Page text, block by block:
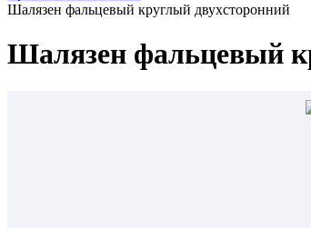
Шалязен фальцевый круглый двухсторонний
Шалязен фальцевый